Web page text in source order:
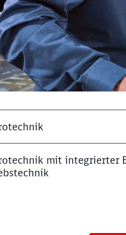
mit integrierter